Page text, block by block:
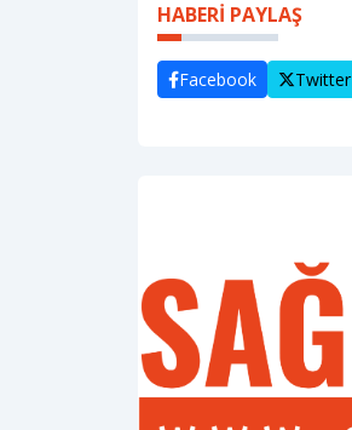
HABERİ PAYLAŞ
Facebook Twitter